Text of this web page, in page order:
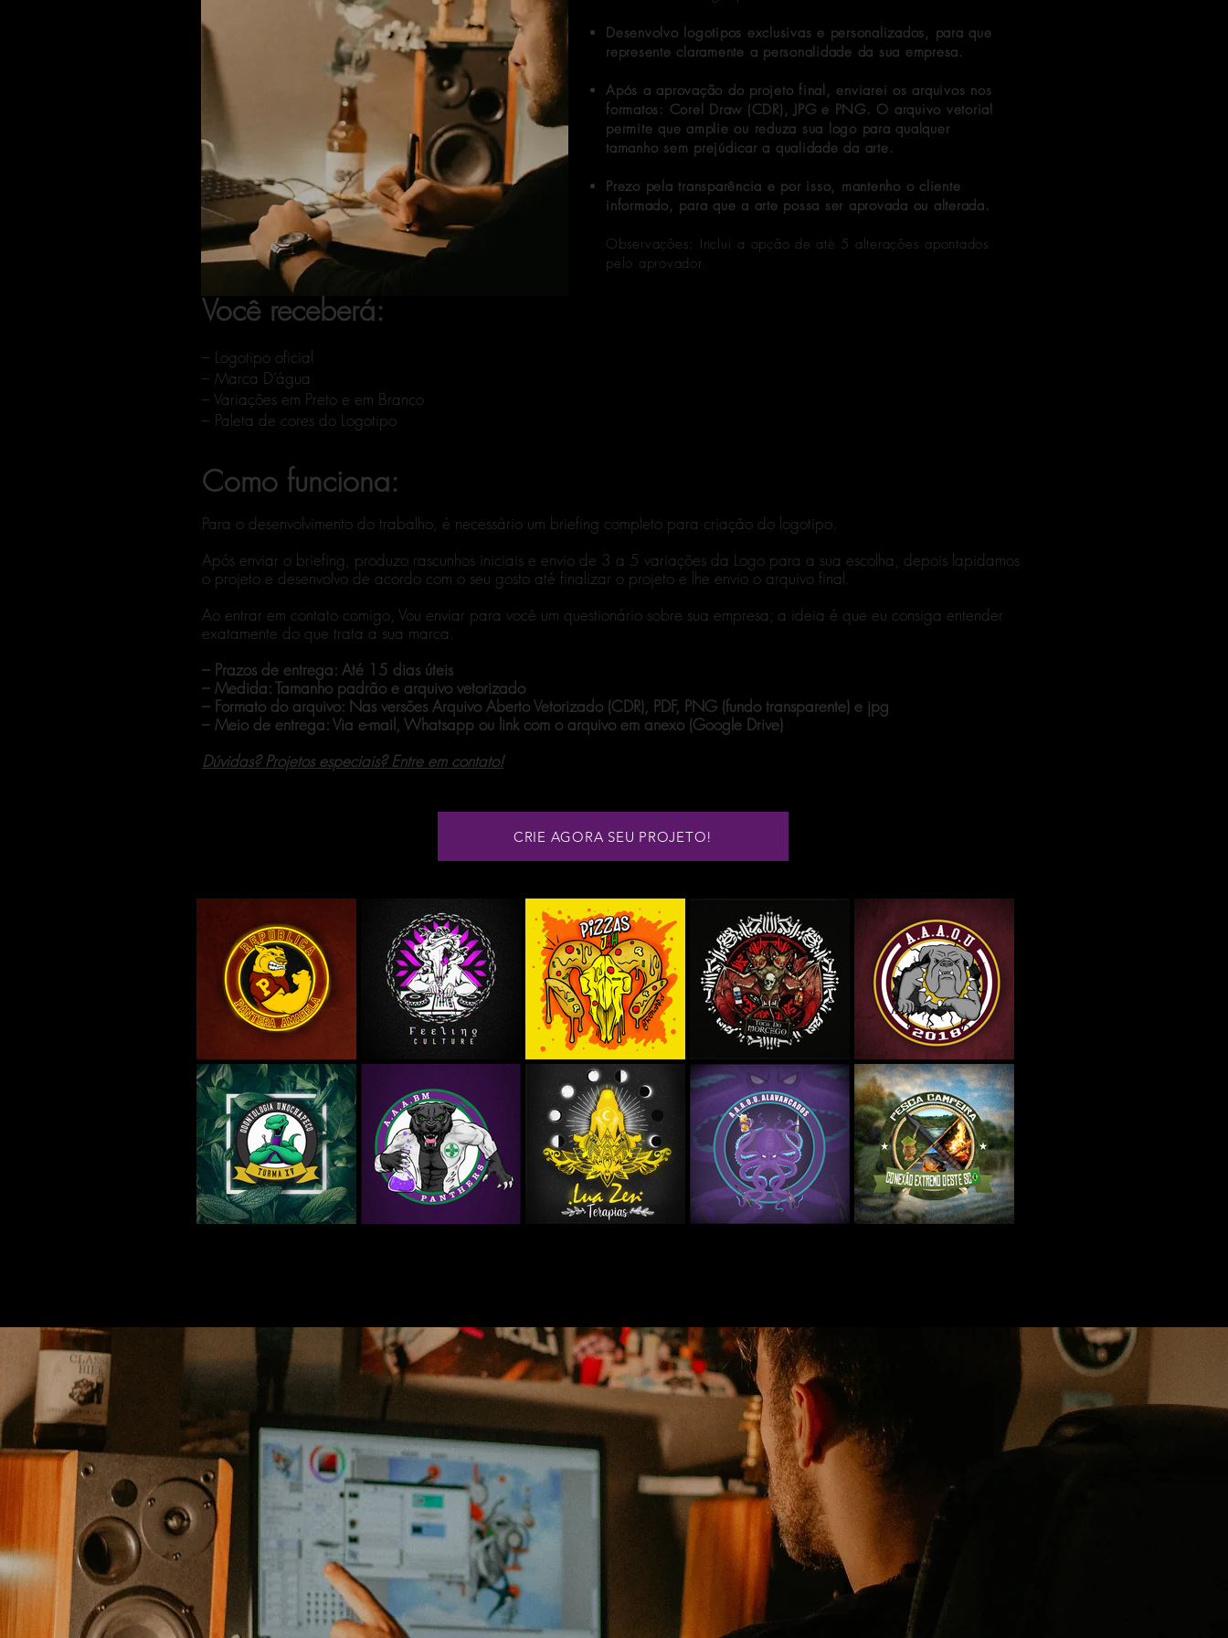
Desenvolvo logotipos exclusivas e personalizados, para que
represente claramente a personalidade da sua empresa.
Após a aprovação do projeto final, enviarei os arquivos nos
formatos: Corel Draw (CDR), JPG e PNG. O arquivo vetorial
permite que amplie ou reduza sua logo para qualquer
tamanho sem prejúdicar a qualidade da arte.
Prezo pela transparência e por isso, mantenho o cliente
informado, para que a arte possa ser aprovada ou alterada.
Observações: Inclui a opção de até 5 alterações apontados
pelo aprovador.
Você receberá:
– Logotipo oficial
– Marca D’água
– Variações em Preto e em Branco
– Paleta de cores do Logotipo
Como funciona:
Para o desenvolvimento do trabalho, é necessário um briefing completo para criação do logotipo.
Após enviar o briefing, produzo rascunhos iniciais e envio de 3 a 5 variações da Logo para a sua escolha, depois lapidamos
o projeto e desenvolvo de acordo com o seu gosto até finalizar o projeto e lhe envio o arquivo final.
Ao entrar em contato comigo, Vou enviar para você um questionário sobre sua empresa; a ideia é que eu consiga entender
exatamente do que trata a sua marca.
– Prazos de entrega: Até 15 dias úteis
– Medida: Tamanho padrão e arquivo vetorizado
– Formato do arquivo: Nas versões Arquivo Aberto Vetorizado (CDR), PDF, PNG (fundo transparente) e jpg
– Meio de entrega: Via e-mail, Whatsapp ou link com o arquivo em anexo (Google Drive)
Dúvidas? Projetos especiais? Entre em contato!
CRIE AGORA SEU PROJETO!